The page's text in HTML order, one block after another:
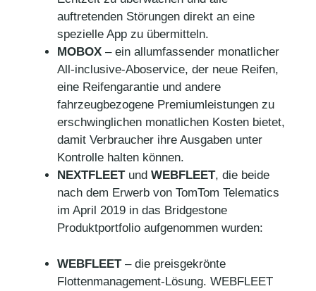
auftretenden Störungen direkt an eine
spezielle App zu übermitteln.
MOBOX – ein allumfassender monatlicher
All-inclusive-Aboservice, der neue Reifen,
eine Reifengarantie und andere
fahrzeugbezogene Premiumleistungen zu
erschwinglichen monatlichen Kosten bietet,
damit Verbraucher ihre Ausgaben unter
Kontrolle halten können.
NEXTFLEET und WEBFLEET, die beide
nach dem Erwerb von TomTom Telematics
im April 2019 in das Bridgestone
Produktportfolio aufgenommen wurden:
WEBFLEET – die preisgekrönte
Flottenmanagement-Lösung. WEBFLEET